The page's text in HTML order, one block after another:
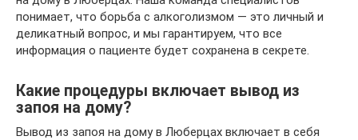
понимает, что борьба с алкоголизмом — это личный и
деликатный вопрос, и мы гарантируем, что все
информация о пациенте будет сохранена в секрете.
Какие процедуры включает вывод из
запоя на дому?
Вывод из запоя на дому в Люберцах включает в себя